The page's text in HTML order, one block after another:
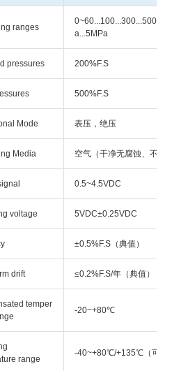
ranges
a...5MPa
pressures 200%F.S
500%F.S
Mode 表压，绝压
Media 空气（干净无腐蚀、不导
0.5~4.5VDC
voltage 5VDC±0.25VDC
±0.5%F.S（典值）
drift ≤0.2%F.S/年（典值）
temper
-20~+80℃
range
-40~+80℃/+135℃（可选